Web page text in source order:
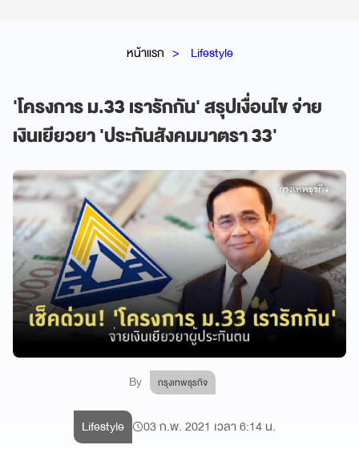
หน้าแรก Lifestyle
'โครงการ ม.33 เรารักกัน' สรุปเงื่อนไข จ่าย
เงินเยียวยา 'ประกันสังคมมาตรา 33'
By กรุงเทพธุรกิจ
Lifestyle 03 ก.พ. 2021 เวลา 6:14 น.